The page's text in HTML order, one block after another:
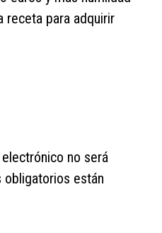
receta para adquirir
no será
obligatorios están